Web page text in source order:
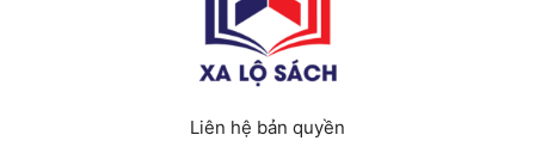
Liên hệ bản quyền